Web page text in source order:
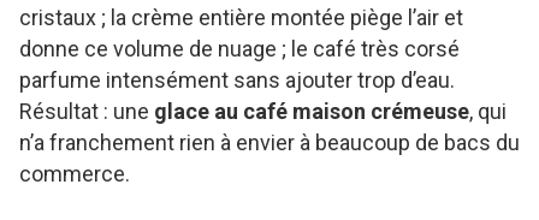
cristaux ; la crème entière montée piège l’air et
donne ce volume de nuage ; le café très corsé
parfume intensément sans ajouter trop d’eau.
Résultat : une glace au café maison crémeuse, qui
n’a franchement rien à envier à beaucoup de bacs du
commerce.